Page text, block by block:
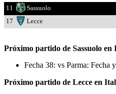
11
Sassuolo
17
Lecce
Próximo partido de Sassuolo en
Fecha 38: vs Parma: Fecha
Próximo partido de Lecce en